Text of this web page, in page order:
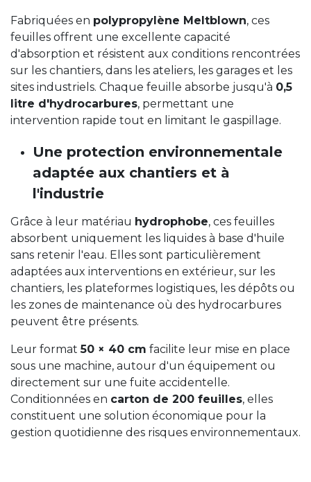
Fabriquées en polypropylène Meltblown, ces
feuilles offrent une excellente capacité
d'absorption et résistent aux conditions rencontrées
sur les chantiers, dans les ateliers, les garages et les
sites industriels. Chaque feuille absorbe jusqu'à 0,5
litre d'hydrocarbures, permettant une
intervention rapide tout en limitant le gaspillage.
Une protection environnementale
adaptée aux chantiers et à
l'industrie
Grâce à leur matériau hydrophobe, ces feuilles
absorbent uniquement les liquides à base d'huile
sans retenir l'eau. Elles sont particulièrement
adaptées aux interventions en extérieur, sur les
chantiers, les plateformes logistiques, les dépôts ou
les zones de maintenance où des hydrocarbures
peuvent être présents.
Leur format50 × 40 cm facilite leur mise en place
sous une machine, autour d'un équipement ou
directement sur une fuite accidentelle.
Conditionnées en carton de 200 feuilles, elles
constituent une solution économique pour la
gestion quotidienne des risques environnementaux.